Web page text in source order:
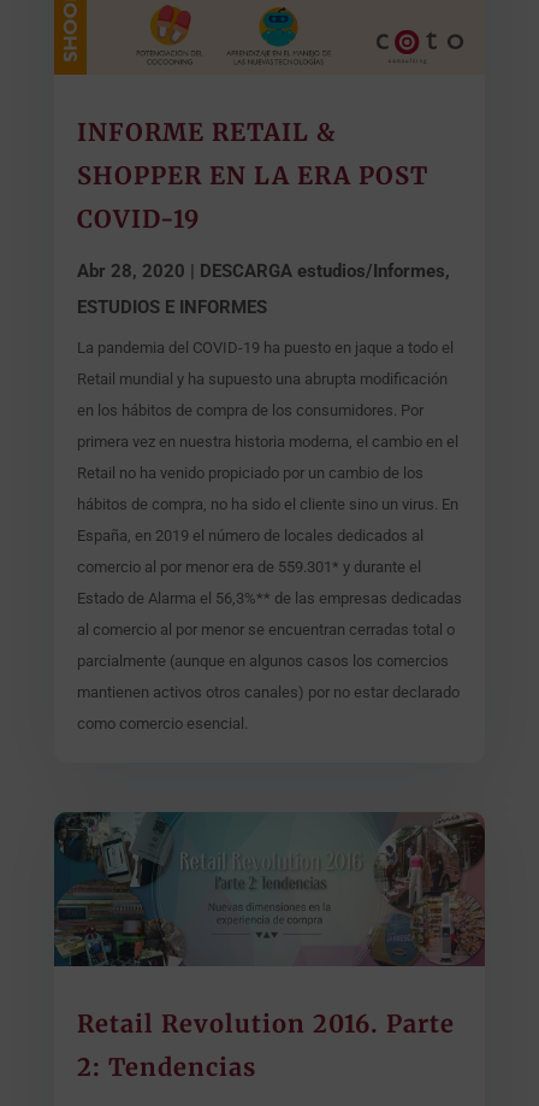
INFORME RETAIL &
SHOPPER EN LA ERA POST
COVID-19
Abr 28, 2020 | DESCARGA estudios/Informes,
ESTUDIOS E INFORMES
La pandemia del COVID-19 ha puesto en jaque a todo el
Retail mundial y ha supuesto una abrupta modificación
en los hábitos de compra de los consumidores. Por
primera vez en nuestra historia moderna, el cambio en el
Retail no ha venido propiciado por un cambio de los
hábitos de compra, no ha sido el cliente sino un virus. En
España, en 2019 el número de locales dedicados al
comercio al por menor era de 559.301* y durante el
Estado de Alarma el 56,3%** de las empresas dedicadas
al comercio al por menor se encuentran cerradas total o
parcialmente (aunque en algunos casos los comercios
mantienen activos otros canales) por no estar declarado
como comercio esencial.
Retail Revolution 2016. Parte
2: Tendencias